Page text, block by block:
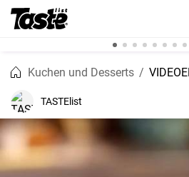
Kuchen und Desserts
TASTElist